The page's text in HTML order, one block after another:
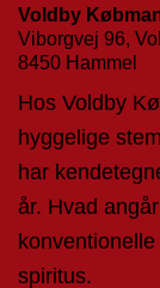
Voldby
Viborgvej 96,
8450 Hammel
Hos Voldby
hyggelige
har
år. Hvad
spiritus.